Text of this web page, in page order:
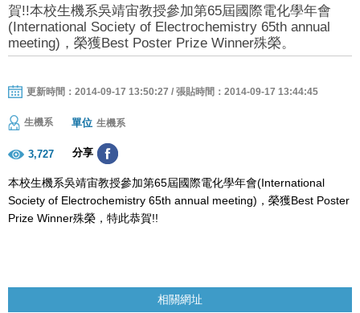
賀!!本校生機系吳靖宙教授參加第65屆國際電化學年會
(International Society of Electrochemistry 65th annual
meeting)，榮獲Best Poster Prize Winner殊榮。
更新時間：2014-09-17 13:50:27 / 張貼時間：2014-09-17 13:44:45
生機系 單位 生機系
3,727 分享
本校生機系吳靖宙教授參加第65屆國際電化學年會(International
Society of Electrochemistry 65th annual meeting)，榮獲Best Poster
Prize Winner殊榮，特此恭賀!!
相關網址